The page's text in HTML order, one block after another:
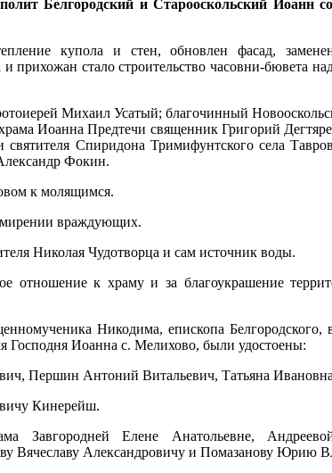
Белгородский и Старооскольский Иоанн
купола и стен, обновлен фасад,
стало строительство часовни-бювета
Михаил Усатый; благочинный
Иоанна Предтечи священник Григорий
Спиридона Тримифунтского села
Фокин.
к молящимся.
враждующих.
Николая Чудотворца и сам источник воды.
отношение к храму и за благоукрашение
Никодима, епископа Белгородского,
Господня Иоанна с. Мелихово, были удостоены:
Першин Антоний Витальевич, Татьяна
Кинерейш.
Завгородней Елене Анатольевне,
Вячеславу Александровичу и Помазанову Юрию